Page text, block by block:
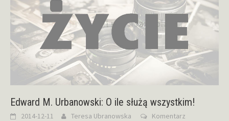
Edward M. Urbanowski: O ile służą wszystkim!
2014-12-11 Teresa Ubranowska Komentarz